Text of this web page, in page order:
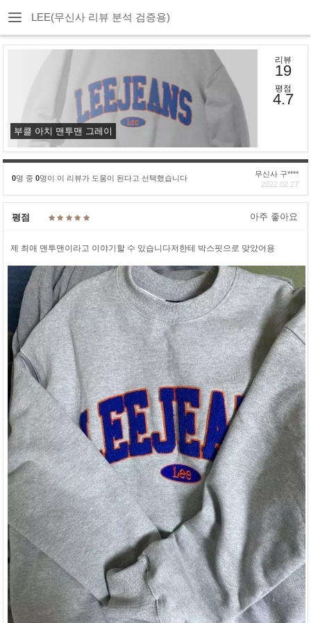
LEE(무신사 리뷰 분석 검증용)
부클 아치 맨투맨 그레이
리뷰
19
평점
4.7
0명 중 0명이 이 리뷰가 도움이 된다고 선택했습니다
무신사 구****
2022.02.27
평점 아주 좋아요
제 최애 맨투맨이라고 이야기할 수 있습니다저한테 박스핏으로 맞았어용